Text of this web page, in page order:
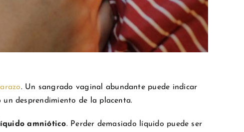
. Un sangrado vaginal abundante puede indicar
desprendimiento de la placenta.
amniótico. Perder demasiado líquido puede ser